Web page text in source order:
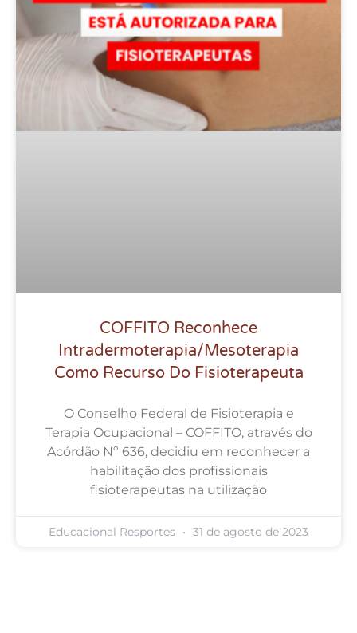
COFFITO Reconhece
Intradermoterapia/Mesoterapia
Como Recurso Do Fisioterapeuta
O Conselho Federal de Fisioterapia e
Terapia Ocupacional – COFFITO, através do
Acórdão Nº 636, decidiu em reconhecer a
habilitação dos profissionais
fisioterapeutas na utilização
Educacional Resportes 31 de agosto de 2023